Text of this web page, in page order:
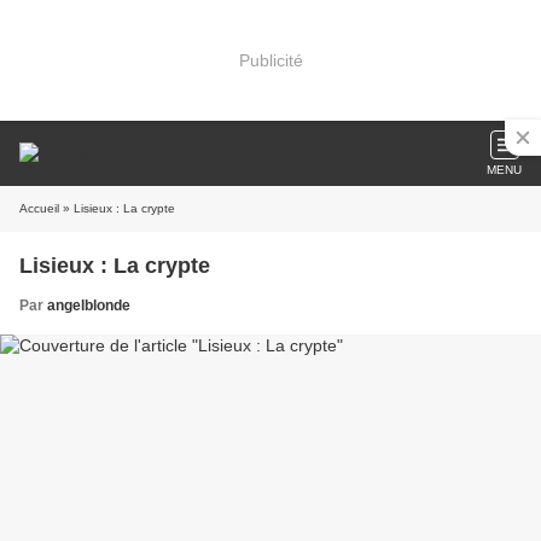
Publicité
MENU
Accueil » Lisieux : La crypte
Lisieux : La crypte
Par angelblonde